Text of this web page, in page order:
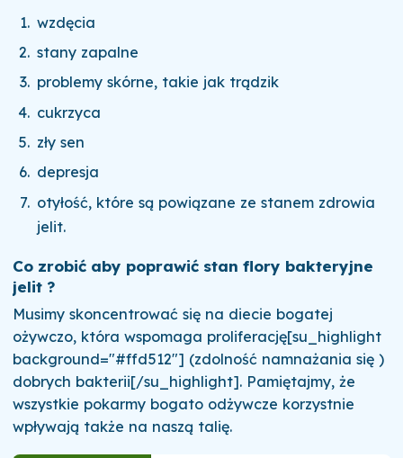
wzdęcia
stany zapalne
problemy skórne, takie jak trądzik
cukrzyca
zły sen
depresja
otyłość, które są powiązane ze stanem zdrowia
jelit.
Co zrobić aby poprawić stan flory bakteryjne
jelit ?
Musimy skoncentrować się na diecie bogatej
ożywczo, która wspomaga proliferację[su_highlight
background="#ffd512"] (zdolność namnażania się )
dobrych bakterii[/su_highlight]. Pamiętajmy, że
wszystkie pokarmy bogato odżywcze korzystnie
wpływają także na naszą talię.